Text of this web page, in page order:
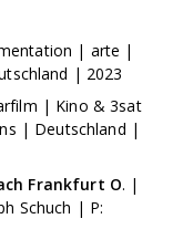
| arte |
| 2023
| Kino & 3sat
| Deutschland |
Frankfurt O. |
Schuch | P: